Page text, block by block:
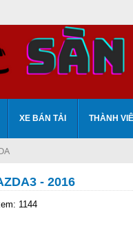
XE BÁN TẢI THÀNH
- 2016
1144